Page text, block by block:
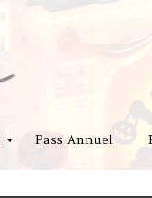
Pass Annuel